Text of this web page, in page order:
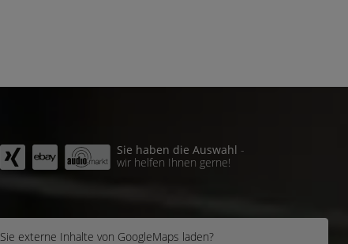
Sie haben die Auswahl -
wir helfen Ihnen gerne!
externe Inhalte von GoogleMaps laden?